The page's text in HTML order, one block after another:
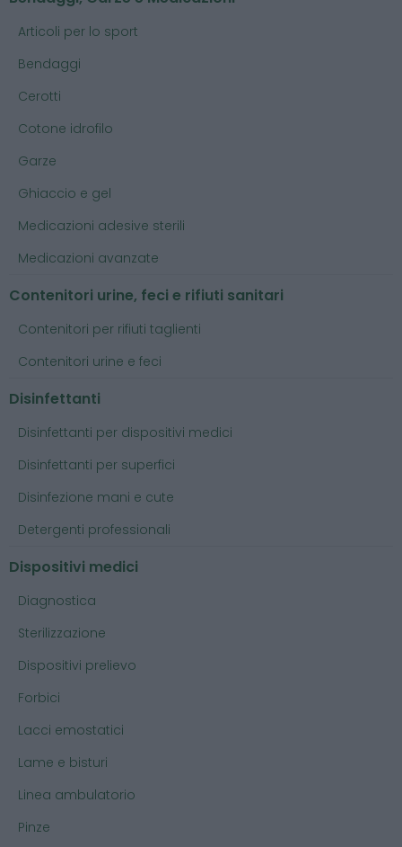
Articoli per lo sport
Bendaggi
Cerotti
Cotone idrofilo
Garze
Ghiaccio e gel
Medicazioni adesive sterili
Medicazioni avanzate
Contenitori urine, feci e rifiuti sanitari
Contenitori per rifiuti taglienti
Contenitori urine e feci
Disinfettanti
Disinfettanti per dispositivi medici
Disinfettanti per superfici
Disinfezione mani e cute
Detergenti professionali
Dispositivi medici
Diagnostica
Sterilizzazione
Dispositivi prelievo
Forbici
Lacci emostatici
Lame e bisturi
Linea ambulatorio
Pinze